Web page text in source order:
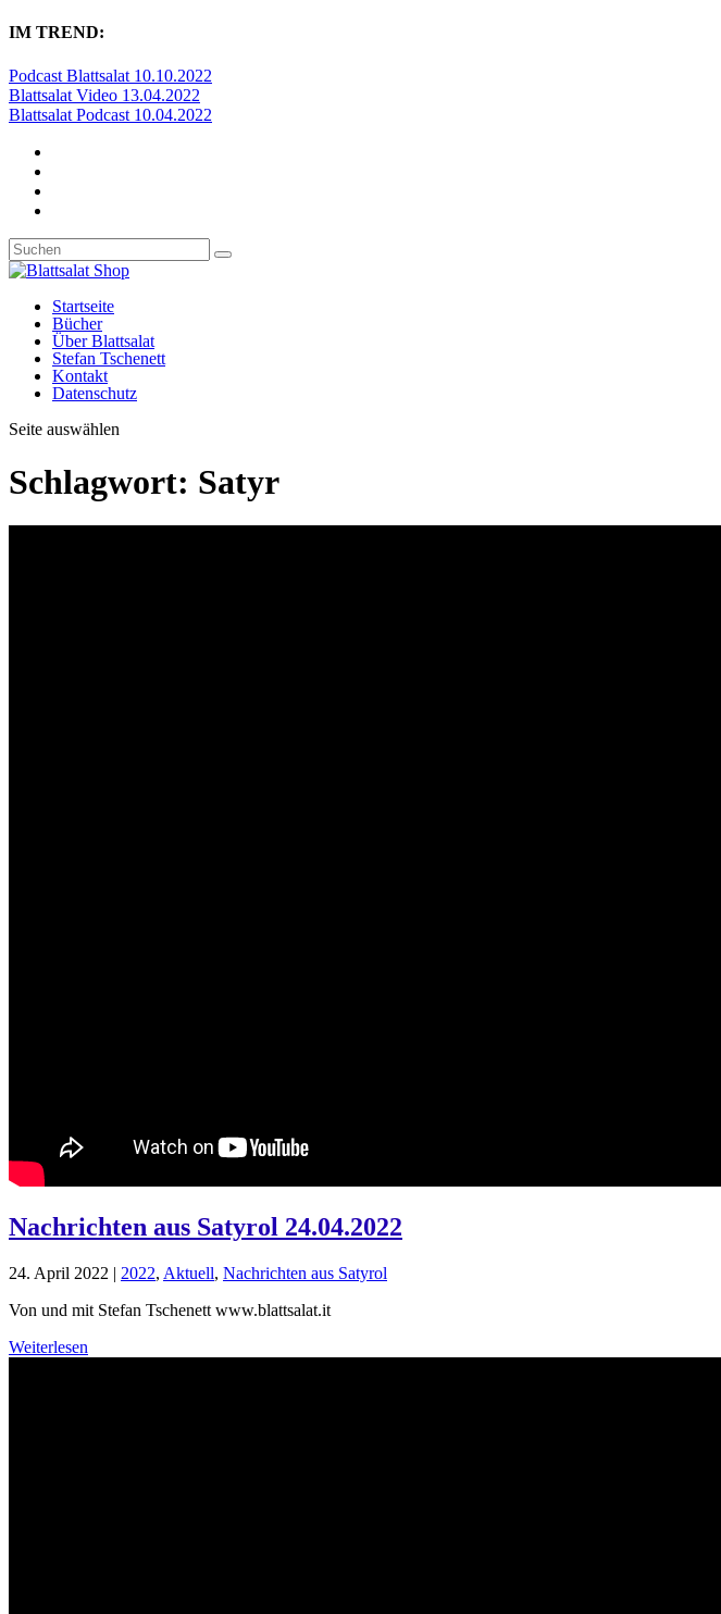
IM TREND:
Podcast Blattsalat 10.10.2022
Blattsalat Video 13.04.2022
Blattsalat Podcast 10.04.2022
Startseite
Bücher
Über Blattsalat
Stefan Tschenett
Kontakt
Datenschutz
Seite auswählen
Schlagwort: Satyr
Nachrichten aus Satyrol 24.04.2022
24. April 2022 | 2022, Aktuell, Nachrichten aus Satyrol
Von und mit Stefan Tschenett www.blattsalat.it
Weiterlesen